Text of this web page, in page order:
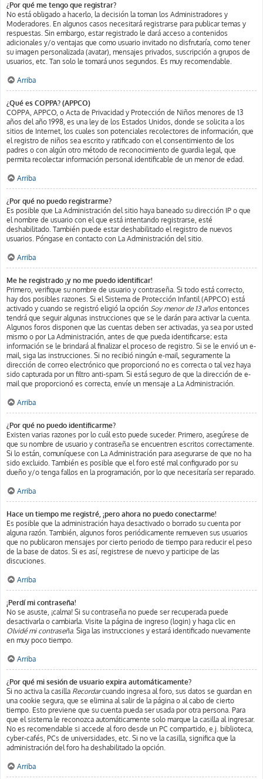
¿Por qué me tengo que registrar?
No está obligado a hacerlo, la decisión la toman los Administradores y
Moderadores. En algunos casos necesitará registrarse para publicar temas y
respuestas. Sin embargo, estar registrado le dará acceso a contenidos
adicionales y/o ventajas que como usuario invitado no disfrutaría, como tener
su imagen personalizada (avatar), mensajes privados, suscripción a grupos de
usuarios, etc. Tan solo le tomará unos segundos. Es muy recomendable.
Arriba
¿Qué es COPPA? (APPCO)
COPPA, APPCO, o Acta de Privacidad y Protección de Niños menores de 13
años del año 1998, es una ley de los Estados Unidos, donde se solicita a los
sitios de Internet, los cuales son potenciales recolectores de información, que
el registro de niños sea escrito y ratificado con el consentimiento de los
padres o con algún otro método de reconocimiento de guardia legal, que
permita recolectar información personal identificable de un menor de edad.
Arriba
¿Por qué no puedo registrarme?
Es posible que La Administración del sitio haya baneado su dirección IP o que
el nombre de usuario con el que está intentando registrarse, esté
deshabilitado. También puede estar deshabilitado el registro de nuevos
usuarios. Póngase en contacto con La Administración del sitio.
Arriba
Me he registrado ¡y no me puedo identificar!
Primero, verifique su nombre de usuario y contraseña. Si todo está correcto,
hay dos posibles razones. Si el Sistema de Protección Infantil (APPCO) está
activado y cuando se registró eligió la opción Soy menor de 13 años entonces
tendrá que seguir algunas instrucciones que se le darán para activar la cuenta.
Algunos foros disponen que las cuentas deben ser activadas, ya sea por usted
mismo o por La Administración, antes de que pueda identificarse; esta
información se le brindará al finalizar el proceso de registro. Si se le envió un e-
mail, siga las instrucciones. Si no recibió ningún e-mail, seguramente la
dirección de correo electrónico que proporcionó no es correcta o tal vez haya
sido capturada por un filtro anti-spam. Si está seguro de que la dirección de e-
mail que proporcionó es correcta, envíe un mensaje a La Administración.
Arriba
¿Por qué no puedo identificarme?
Existen varias razones por lo cuál esto puede suceder. Primero, asegúrese de
que su nombre de usuario y contraseña se encuentren escritos correctamente.
Si lo están, comuníquese con La Administración para asegurarse de que no ha
sido excluido. También es posible que el foro esté mal configurado por su
dueño y/o tenga fallos en la programación, por lo que necesitaría ser reparado.
Arriba
Hace un tiempo me registré, ¡pero ahora no puedo conectarme!
Es posible que la administración haya desactivado o borrado su cuenta por
alguna razón. También, algunos foros periódicamente remueven sus usuarios
que no publicaron mensajes por cierto periodo de tiempo para reducir el peso
de la base de datos. Si es así, registrese de nuevo y participe de las
discuciones.
Arriba
¡Perdí mi contraseña!
No se asuste, ¡calma! Si su contraseña no puede ser recuperada puede
desactivarla o cambiarla. Visite la página de ingreso (login) y haga clic en
Olvidé mi contraseña. Siga las instrucciones y estará identificado nuevamente
en muy poco tiempo.
Arriba
¿Por qué mi sesión de usuario expira automáticamente?
Si no activa la casilla Recordarcuando ingresa al foro, sus datos se guardan en
una cookie segura, que se elimina al salir de la página o al cabo de cierto
tiempo. Esto previene que su cuenta pueda ser usada por otra persona. Para
que el sistema le reconozca automáticamente solo marque la casilla al ingresar.
No es recomendable si accede al foro desde un PC compartido, e.j. biblioteca,
cyber-cafés, PCs de universidades, etc. Si no ve la casilla, significa que la
administración del foro ha deshabilitado la opción.
Arriba